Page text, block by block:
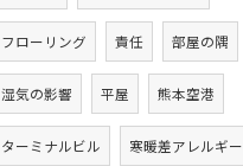
フローリング 責任 部屋の隅
湿気の影響 平屋 熊本空港
ターミナルビル 寒暖差アレルギー